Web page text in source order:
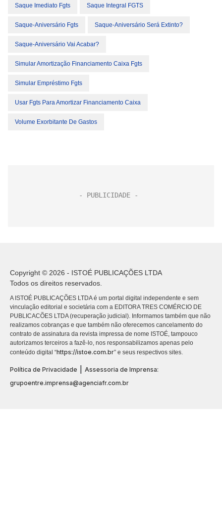
Saque Imediato Fgts Saque Integral FGTS
Saque-Aniversário Fgts Saque-Aniversário Será Extinto?
Saque-Aniversário Vai Acabar?
Simular Amortização Financiamento Caixa Fgts
Simular Empréstimo Fgts
Usar Fgts Para Amortizar Financiamento Caixa
Volume Exorbitante De Gastos
Copyright © 2026 - ISTOÉ PUBLICAÇÕES LTDA
Todos os direitos reservados.
A ISTOÉ PUBLICAÇÕES LTDA é um portal digital independente e sem
vinculação editorial e societária com a EDITORA TRES COMÉRCIO DE
PUBLICACÕES LTDA (recuperação judicial). Informamos também que não
realizamos cobranças e que também não oferecemos cancelamento do
contrato de assinatura da revista impressa de nome ISTOÉ, tampouco
autorizamos terceiros a fazê-lo, nos responsabilizamos apenas pelo
conteúdo digital “https://istoe.com.br” e seus respectivos sites.
Política de Privacidade
Assessoria de Imprensa:
grupoentre.imprensa@agenciafr.com.br